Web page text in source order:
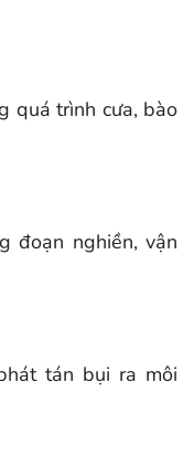
quá trình cưa, bào
đoạn nghiền, vận
tán bụi ra môi